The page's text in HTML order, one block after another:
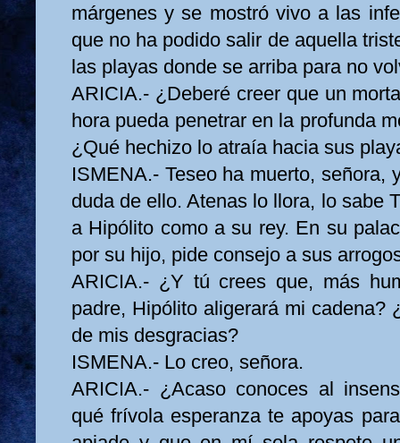
márgenes y se mostró vivo a las
que no ha podido salir de aquella
las playas donde se arriba para no
ARICIA.- ¿Deberé creer que un
hora pueda penetrar en la profunda
¿Qué hechizo lo atraía hacia sus
ISMENA.- Teseo ha muerto, señora,
duda de ello. Atenas lo llora, lo sabe
a Hipólito como a su rey. En su
por su hijo, pide consejo a sus
ARICIA.- ¿Y tú crees que, más
padre, Hipólito aligerará mi cadena?
de mis desgracias?
ISMENA.- Lo creo, señora.
ARICIA.- ¿Acaso conoces al
qué frívola esperanza te apoyas